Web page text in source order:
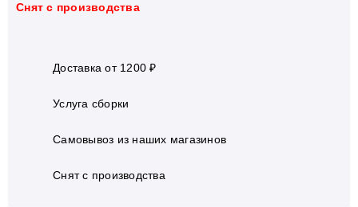
Cнят с производства
Доставка от 1200 ₽
Услуга сборки
Самовывоз из наших магазинов
Cнят с производства